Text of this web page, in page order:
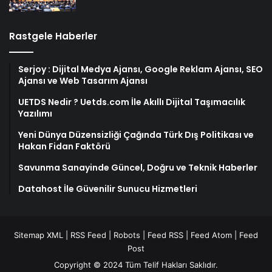
Rastgele Haberler
Serjoy : Dijital Medya Ajansı, Google Reklam Ajansı, SEO
Ajansı ve Web Tasarım Ajansı
UETDS Nedir ? Uetds.com İle Akıllı Dijital Taşımacılık
Yazılımı
Yeni Dünya Düzensizliği Çağında Türk Dış Politikası ve
Hakan Fidan Faktörü
Savunma Sanayinde Güncel, Doğru ve Teknik Haberler
Datahost İle Güvenilir Sunucu Hizmetleri
Sitemap XML RSS Feed Robots Feed RSS Feed Atom
Feed
Post
Copyright © 2024 Tüm Telif Hakları Saklıdır.